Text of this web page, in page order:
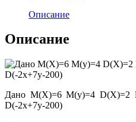
Описание
Описание
Дано М(Х)=6 М(у)=4 D(X)=2
D(-2x+7y-200)